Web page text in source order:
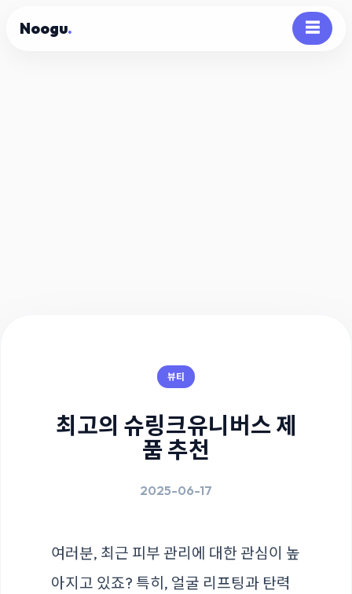
Noogu. ☰
뷰티
최고의 슈링크유니버스 제
품 추천
2025-06-17
여러분, 최근 피부 관리에 대한 관심이 높
아지고 있죠? 특히, 얼굴 리프팅과 탄력